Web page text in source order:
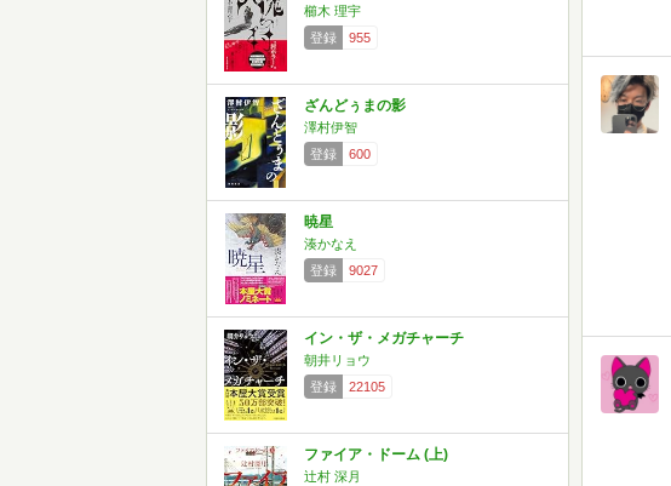
櫛木 理宇
登録
955
ざんどぅまの影
澤村伊智
登録
600
暁星
湊かなえ
登録
9027
イン・ザ・メガチャーチ
朝井リョウ
登録
22105
ファイア・ドーム (上)
辻村 深月